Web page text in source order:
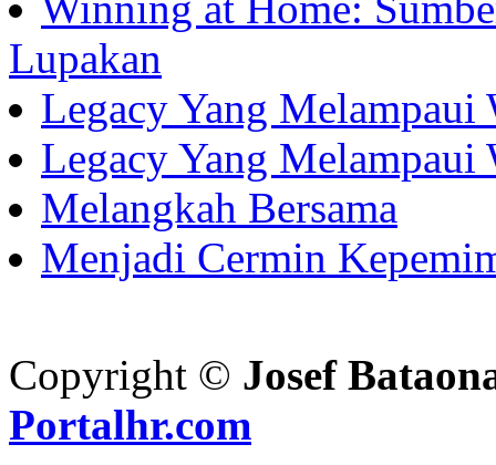
Lupakan
Legacy Yang Melampaui
Legacy Yang Melampaui
Melangkah Bersama
Menjadi Cermin
Copyright © Josef
Portalhr.com